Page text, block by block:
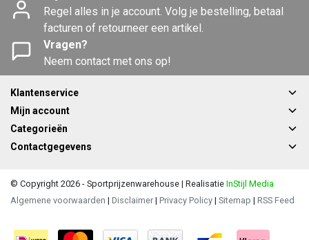
Regel alles in je account. Volg je bestelling, betaal
facturen of retourneer een artikel.
Vragen?
Neem contact met ons op!
Klantenservice
Mijn account
Categorieën
Contactgegevens
© Copyright 2026 - Sportprijzenwarehouse | Realisatie InStijl Media
Algemene voorwaarden | Disclaimer | Privacy Policy | Sitemap | RSS Feed